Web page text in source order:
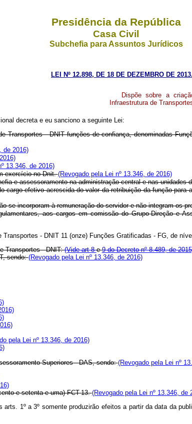
Presidência da República
Casa Civil
Subchefia para Assuntos Jurídicos
LEI Nº 12.898, DE 18 DE DEZEMBRO DE 2013.
Dispõe sobre a
Infraestrutura de
decreta e eu sanciono a seguinte Lei:
Transportes - DNIT funções de confiança, denominadas
de 2016)
13.346, de 2016)
exercício no Dnit.(Revogado pela Lei nº 13.346, de 2016)
e assessoramento na administração central e nas unidades
cargo efetivo acrescida do valor da retribuição da função
se incorporam à remuneração do servidor e não integram os
aos cargos em comissão do Grupo-Direção e
- DNIT 11 (onze) Funções Gratificadas - FG, de
Transportes - DNIT:(Vide art 8e9 do Decreto nº 8.489, de
sendo:(Revogado pela Lei nº 13.346, de 2016)
pela Lei nº 13.346, de 2016)
Superiores - DAS, sendo:(Revogado pela Lei nº
e setenta e uma) FCT-13.(Revogado pela Lei nº 13.346, de
1º a 3º somente produzirão efeitos a partir da data da